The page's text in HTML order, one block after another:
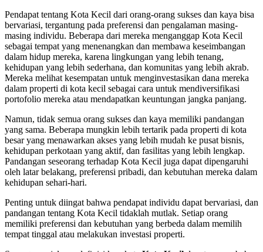
Pendapat tentang Kota Kecil dari orang-orang sukses dan kaya bisa
bervariasi, tergantung pada preferensi dan pengalaman masing-
masing individu. Beberapa dari mereka menganggap Kota Kecil
sebagai tempat yang menenangkan dan membawa keseimbangan
dalam hidup mereka, karena lingkungan yang lebih tenang,
kehidupan yang lebih sederhana, dan komunitas yang lebih akrab.
Mereka melihat kesempatan untuk menginvestasikan dana mereka
dalam properti di kota kecil sebagai cara untuk mendiversifikasi
portofolio mereka atau mendapatkan keuntungan jangka panjang.
Namun, tidak semua orang sukses dan kaya memiliki pandangan
yang sama. Beberapa mungkin lebih tertarik pada properti di kota
besar yang menawarkan akses yang lebih mudah ke pusat bisnis,
kehidupan perkotaan yang aktif, dan fasilitas yang lebih lengkap.
Pandangan seseorang terhadap Kota Kecil juga dapat dipengaruhi
oleh latar belakang, preferensi pribadi, dan kebutuhan mereka dalam
kehidupan sehari-hari.
Penting untuk diingat bahwa pendapat individu dapat bervariasi, dan
pandangan tentang Kota Kecil tidaklah mutlak. Setiap orang
memiliki preferensi dan kebutuhan yang berbeda dalam memilih
tempat tinggal atau melakukan investasi properti.